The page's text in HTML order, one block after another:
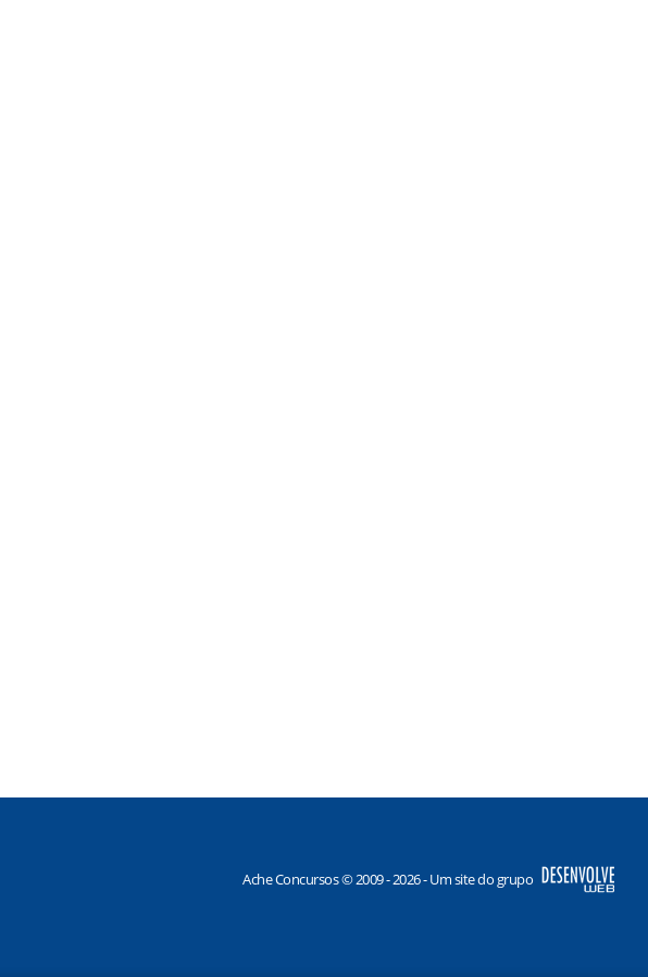
Ache Concursos © 2009 - 2026 - Um site do grupo